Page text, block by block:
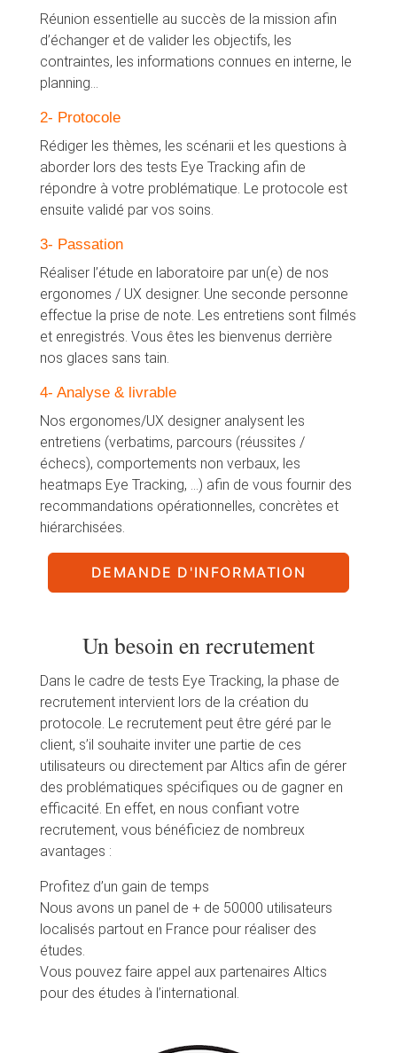
Réunion essentielle au succès de la mission afin
d’échanger et de valider les objectifs, les
contraintes, les informations connues en interne, le
planning…
2- Protocole
Rédiger les thèmes, les scénarii et les questions à
aborder lors des tests Eye Tracking afin de
répondre à votre problématique. Le protocole est
ensuite validé par vos soins.
3- Passation
Réaliser l’étude en laboratoire par un(e) de nos
ergonomes / UX designer. Une seconde personne
effectue la prise de note. Les entretiens sont filmés
et enregistrés. Vous êtes les bienvenus derrière
nos glaces sans tain.
4- Analyse & livrable
Nos ergonomes/UX designer analysent les
entretiens (verbatims, parcours (réussites /
échecs), comportements non verbaux, les
heatmaps Eye Tracking, …) afin de vous fournir des
recommandations opérationnelles, concrètes et
hiérarchisées.
DEMANDE D'INFORMATION
Un besoin en recrutement
Dans le cadre de tests Eye Tracking, la phase de
recrutement intervient lors de la création du
protocole. Le recrutement peut être géré par le
client, s’il souhaite inviter une partie de ces
utilisateurs ou directement par Altics afin de gérer
des problématiques spécifiques ou de gagner en
efficacité. En effet, en nous confiant votre
recrutement, vous bénéficiez de nombreux
avantages :
Profitez d’un gain de temps
Nous avons un panel de + de 50000 utilisateurs
localisés partout en France pour réaliser des
études.
Vous pouvez faire appel aux partenaires Altics
pour des études à l’international.